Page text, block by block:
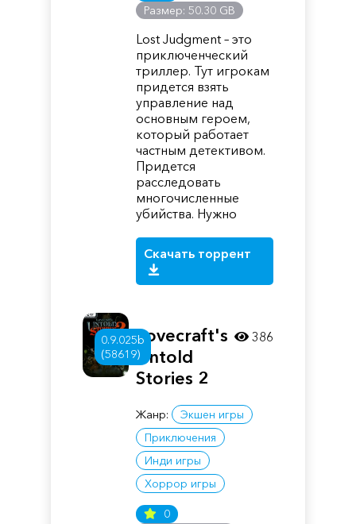
Размер: 50.30 GB
Lost Judgment – это
приключенческий
триллер. Тут игрокам
придется взять
управление над
основным героем,
который работает
частным детективом.
Придется
расследовать
многочисленные
убийства. Нужно
Скачать торрент
0.9.025b
(58619)
Lovecraft's
Untold
Stories 2
Жанр:
Экшен игры
Приключения
Инди игры
Хоррор игры
0
386